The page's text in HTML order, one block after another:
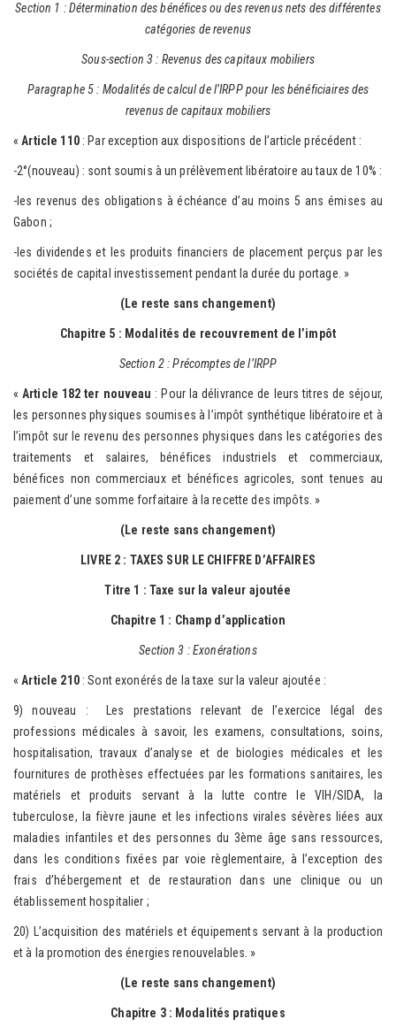
Section 1 : Détermination des bénéfices ou des revenus nets des différentes
catégories de revenus
Sous-section 3 : Revenus des capitaux mobiliers
Paragraphe 5 : Modalités de calcul de l’IRPP pour les bénéficiaires des
revenus de capitaux mobiliers
«Article 110: Par exception aux dispositions de l’article précédent :
-2°(nouveau) : sont soumis à un prélèvement libératoire au taux de 10% :
-les revenus des obligations à échéance d’au moins 5 ans émises au
Gabon ;
-les dividendes et les produits financiers de placement perçus par les
sociétés de capital investissement pendant la durée du portage. »
(Le reste sans changement)
Chapitre 5 : Modalités de recouvrement de l’impôt
Section 2 : Précomptes de l’IRPP
«Article 182 ter nouveau : Pour la délivrance de leurs titres de séjour,
les personnes physiques soumises à l’impôt synthétique libératoire et à
l’impôt sur le revenu des personnes physiques dans les catégories des
traitements et salaires, bénéfices industriels et commerciaux,
bénéfices non commerciaux et bénéfices agricoles, sont tenues au
paiement d’une somme forfaitaire à la recette des impôts. »
(Le reste sans changement)
LIVRE 2 : TAXES SUR LE CHIFFRE D’AFFAIRES
Titre 1 : Taxe sur la valeur ajoutée
Chapitre 1 : Champ d’application
Section 3 : Exonérations
«Article 210: Sont exonérés de la taxe sur la valeur ajoutée :
9) nouveau : Les prestations relevant de l’exercice légal des
professions médicales à savoir, les examens, consultations, soins,
hospitalisation, travaux d’analyse et de biologies médicales et les
fournitures de prothèses effectuées par les formations sanitaires, les
matériels et produits servant à la lutte contre le VIH/SIDA, la
tuberculose, la fièvre jaune et les infections virales sévères liées aux
maladies infantiles et des personnes du 3ème âge sans ressources,
dans les conditions fixées par voie règlementaire, à l’exception des
frais d’hébergement et de restauration dans une clinique ou un
établissement hospitalier ;
20) L’acquisition des matériels et équipements servant à la production
et à la promotion des énergies renouvelables. »
(Le reste sans changement)
Chapitre 3 : Modalités pratiques